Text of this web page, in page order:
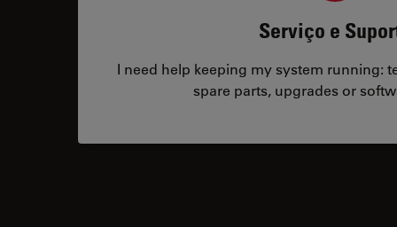
Serviço e
I need help keeping my system running:
spare parts, upgrades or